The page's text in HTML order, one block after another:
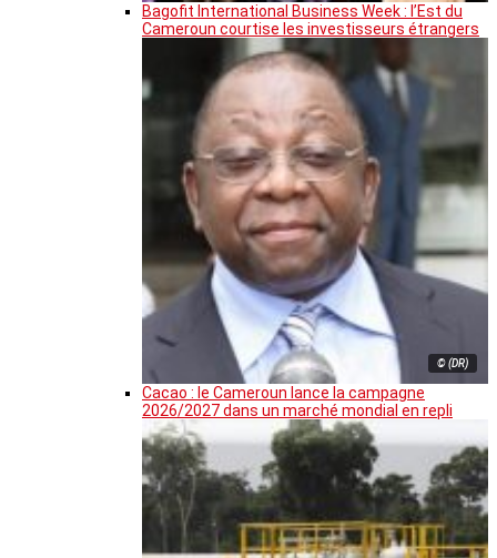
Bagofit International Business Week : l’Est du
Cameroun courtise les investisseurs étrangers
© (DR)
Cacao : le Cameroun lance la campagne
2026/2027 dans un marché mondial en repli